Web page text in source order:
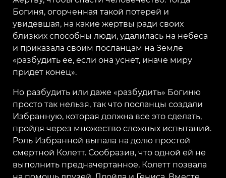
Богиня, огорченная такой потерей и
увидевшая, на какие жертвы ради своих
близких способны люди, удалилась на небеса
и приказала своим посланцам на Земле
«разбудить ее, если она уснет, иначе миру
придет конец».
Но разбудить или даже «разбудить» Богиню
просто так нельзя, так что посланцы создали
Избранную, которая должна все это сделать,
пройдя через множество сложных испытаний.
Роль Избранной выпала на долю простой
смертной Колетт. Сообразив, что одной ей не
выполнить предначертанное, Колетт позвала